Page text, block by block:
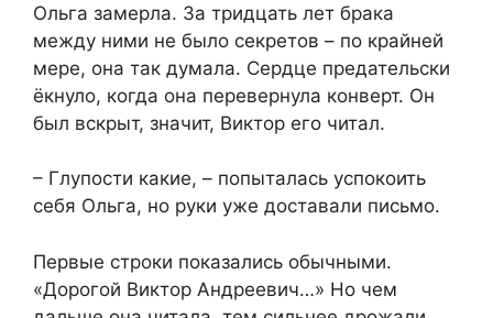
Ольга замерла. За тридцать лет брака
между ними не было секретов – по крайней
мере, она так думала. Сердце предательски
ёкнуло, когда она перевернула конверт. Он
был вскрыт, значит, Виктор его читал.
– Глупости какие, – попыталась успокоить
себя Ольга, но руки уже доставали письмо.
Первые строки показались обычными.
«Дорогой Виктор Андреевич…» Но чем